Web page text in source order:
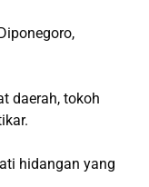
daerah, tokoh
hidangan yang